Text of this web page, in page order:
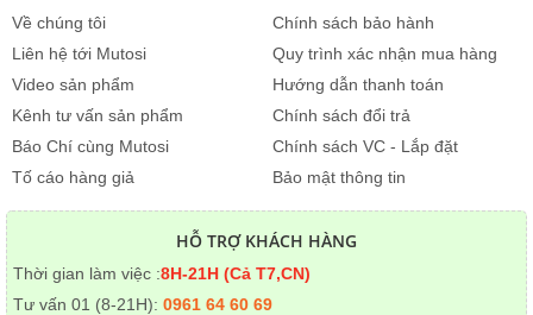
Về chúng tôi
Liên hệ tới Mutosi
Video sản phẩm
Kênh tư vấn sản phẩm
Báo Chí cùng Mutosi
Tố cáo hàng giả
Chính sách bảo hành
Quy trình xác nhận mua hàng
Hướng dẫn thanh toán
Chính sách đổi trả
Chính sách VC - Lắp đặt
Bảo mật thông tin
HỖ TRỢ KHÁCH HÀNG
Thời gian làm việc :8H-21H (Cả T7,CN)
Tư vấn 01 (8-21H): 0961 64 60 69